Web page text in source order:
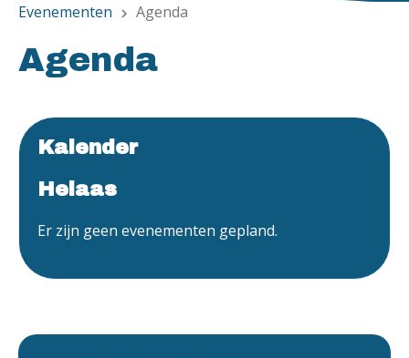
Evenementen chevron_right Agenda
Agenda
Kalender
Helaas
Er zijn geen evenementen gepland.